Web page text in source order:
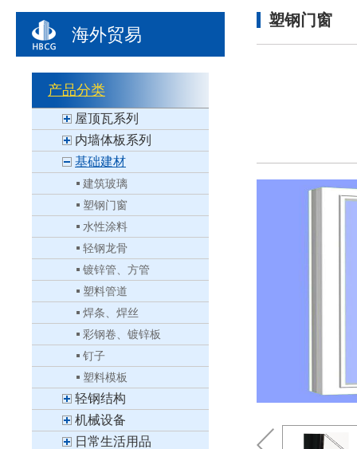
海外贸易
产品分类
屋顶瓦系列
内墙体板系列
基础建材
建筑玻璃
塑钢门窗
水性涂料
轻钢龙骨
镀锌管、方管
塑料管道
焊条、焊丝
彩钢卷、镀锌板
钉子
塑料模板
轻钢结构
机械设备
日常生活用品
塑钢门窗